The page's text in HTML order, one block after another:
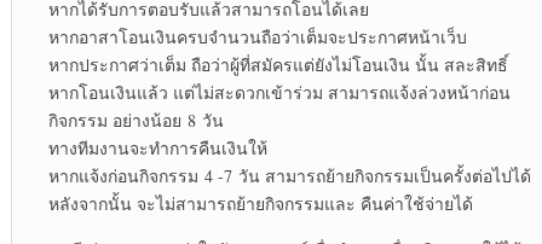
หากได้รับการตอบรับแล้วสามารถโอนได้เลย
หากอาสาโอนเงินครบจำนวนถือว่าเต็มจะประกาศหน้าเว็บ
หากประกาศว่าเต็ม ถือว่าผู้ที่สมัครแต่ยังไม่โอนเงิน นั้น สละสิทธิ์
หากโอนเงินแล้ว แต่ไม่สะดวกเข้าร่วม สามารถแจ้งล่วงหน้าก่อน
กิจกรรม อย่างน้อย 8 วัน
ทางทีมงานจะทำการคืนเงินให้
หากแจ้งก่อนกิจกรรม 4 -7 วัน สามารถย้ายกิจกรรมเป็นครั้งต่อไปได้
หลังจากนั้น จะไม่สามารถย้ายกิจกรรมและ คืนค่าใช้จ่ายได้